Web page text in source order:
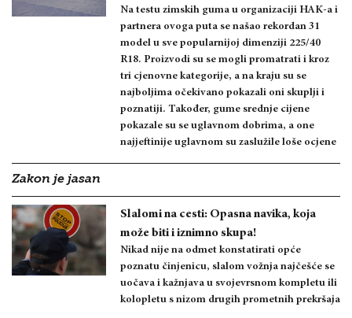
Na testu zimskih guma u organizaciji HAK-a i
partnera ovoga puta se našao rekordan 31
model u sve popularnijoj dimenziji 225/40
R18. Proizvodi su se mogli promatrati i kroz
tri cjenovne kategorije, a na kraju su se
najboljima očekivano pokazali oni skuplji i
poznatiji. Također, gume srednje cijene
pokazale su se uglavnom dobrima, a one
najjeftinije uglavnom su zaslužile loše ocjene
Zakon je jasan
Slalomi na cesti: Opasna navika, koja
može biti i iznimno skupa!
Nikad nije na odmet konstatirati opće
poznatu činjenicu, slalom vožnja najčešće se
uočava i kažnjava u svojevrsnom kompletu ili
kolopletu s nizom drugih prometnih prekršaja